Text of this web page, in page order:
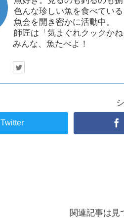
色んな珍しい魚を食べてい
魚会を開き密かに活動中。
師匠は「気まぐれクックか
みんな、魚たべよ！
Twitter
関連記事は見